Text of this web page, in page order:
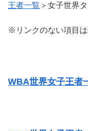
王者一覧 ＞女子世界
※リンクのない項目は
WBA世界女子王者